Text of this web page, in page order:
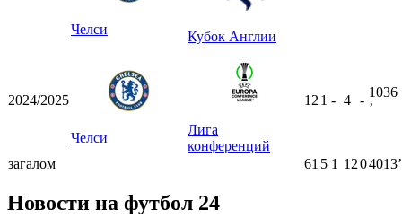
Челси Кубок Англии
2024/2025
Челси
Лига
конференций
12 1 - 4 -
1036
ʼ
загалом 61 5 1 1204013ʼ
Новости на футбол 24